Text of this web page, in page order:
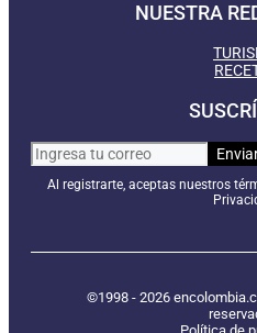
NUESTRA
Al registrarte, aceptas nuestros
©1998 - 2026